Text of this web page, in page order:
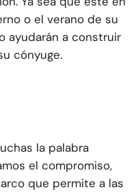
o el verano de su
ayudarán a construir
cónyuge.
la palabra
el compromiso,
que permite a las